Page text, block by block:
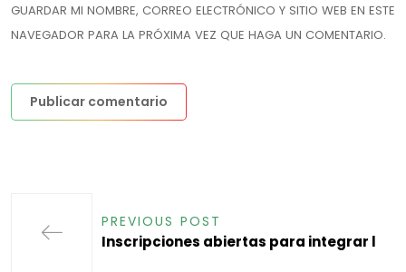
GUARDAR MI NOMBRE, CORREO ELECTRÓNICO Y SITIO WEB EN ESTE
NAVEGADOR PARA LA PRÓXIMA VEZ QUE HAGA UN COMENTARIO.
PREVIOUS POST
Inscripciones abiertas para integrar l